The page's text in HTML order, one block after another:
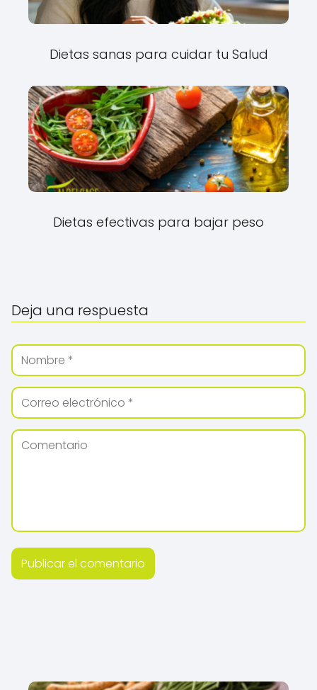
Dietas sanas para cuidar tu Salud
Dietas efectivas para bajar peso
Deja una respuesta